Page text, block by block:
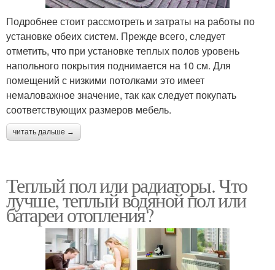
Подробнее стоит рассмотреть и затраты на работы по
установке обеих систем. Прежде всего, следует
отметить, что при установке теплых полов уровень
напольного покрытия поднимается на 10 см. Для
помещений с низкими потолками это имеет
немаловажное значение, так как следует покупать
соответствующих размеров мебель.
читать дальше →
Теплый пол или радиаторы. Что
лучше, теплый водяной пол или
батареи отопления?